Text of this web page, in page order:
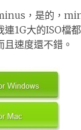
，是的，
1G大的ISO檔
速度還不錯。